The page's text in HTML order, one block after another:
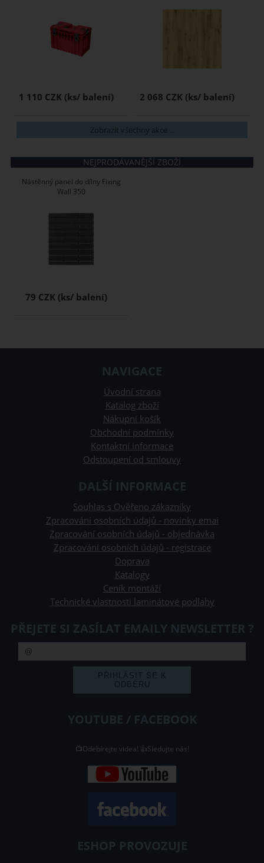
1 110 CZK 2 068 CZK
Zobrazit všechny akce ...
NEJPRODÁVANĚJŠÍ ZBOŽÍ
Nástěnný panel do dílny Fixing
Wall 350
79 CZK
NAVIGACE
Úvodní strana
Katalog zboží
Nákupní košík
Obchodní podmínky
Kontaktní informace
Odstoupení od smlouvy
DALŠÍ INFORMACE
Souhlas s Ověřeno zákazníky
Zpracování osobních údajů - novinky emai
Zpracování osobních údajů - objednávka
Zpracování osobních údajů - registrace
Doprava
Katalogy
Ceník montáží
Technické vlastnosti laminátové podlahy
PŘEJETE SI ZASÍLAT EMAILY NEWSLETTER ?
YOUTUBE / FACEBOOK
📺Odebírejte videa! 👍Sledujte nás!
ESHOP PROVOZUJE